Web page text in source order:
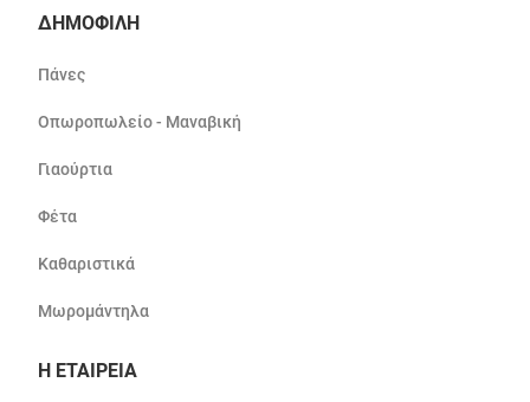
ΔΗΜΟΦΙΛΗ
Πάνες
Οπωροπωλείο - Μαναβική
Γιαούρτια
Φέτα
Καθαριστικά
Μωρομάντηλα
Η ΕΤΑΙΡΕΙΑ